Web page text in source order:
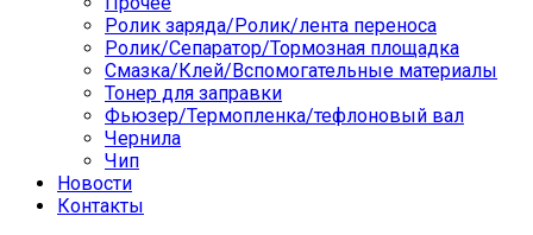
Ролик заряда/Ролик/лента переноса
Ролик/Сепаратор/Тормозная площадка
Смазка/Клей/Вспомогательные материалы
Тонер для заправки
Фьюзер/Термопленка/тефлоновый вал
Чернила
Чип
Новости
Контакты